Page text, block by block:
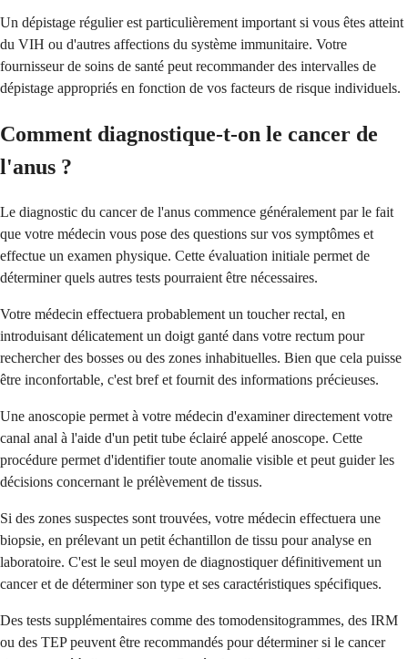
Un dépistage régulier est particulièrement important si vous êtes atteint
du VIH ou d'autres affections du système immunitaire. Votre
fournisseur de soins de santé peut recommander des intervalles de
dépistage appropriés en fonction de vos facteurs de risque individuels.
Comment diagnostique-t-on le cancer de
l'anus ?
Le diagnostic du cancer de l'anus commence généralement par le fait
que votre médecin vous pose des questions sur vos symptômes et
effectue un examen physique. Cette évaluation initiale permet de
déterminer quels autres tests pourraient être nécessaires.
Votre médecin effectuera probablement un toucher rectal, en
introduisant délicatement un doigt ganté dans votre rectum pour
rechercher des bosses ou des zones inhabituelles. Bien que cela puisse
être inconfortable, c'est bref et fournit des informations précieuses.
Une anoscopie permet à votre médecin d'examiner directement votre
canal anal à l'aide d'un petit tube éclairé appelé anoscope. Cette
procédure permet d'identifier toute anomalie visible et peut guider les
décisions concernant le prélèvement de tissus.
Si des zones suspectes sont trouvées, votre médecin effectuera une
biopsie, en prélevant un petit échantillon de tissu pour analyse en
laboratoire. C'est le seul moyen de diagnostiquer définitivement un
cancer et de déterminer son type et ses caractéristiques spécifiques.
Des tests supplémentaires comme des tomodensitogrammes, des IRM
ou des TEP peuvent être recommandés pour déterminer si le cancer